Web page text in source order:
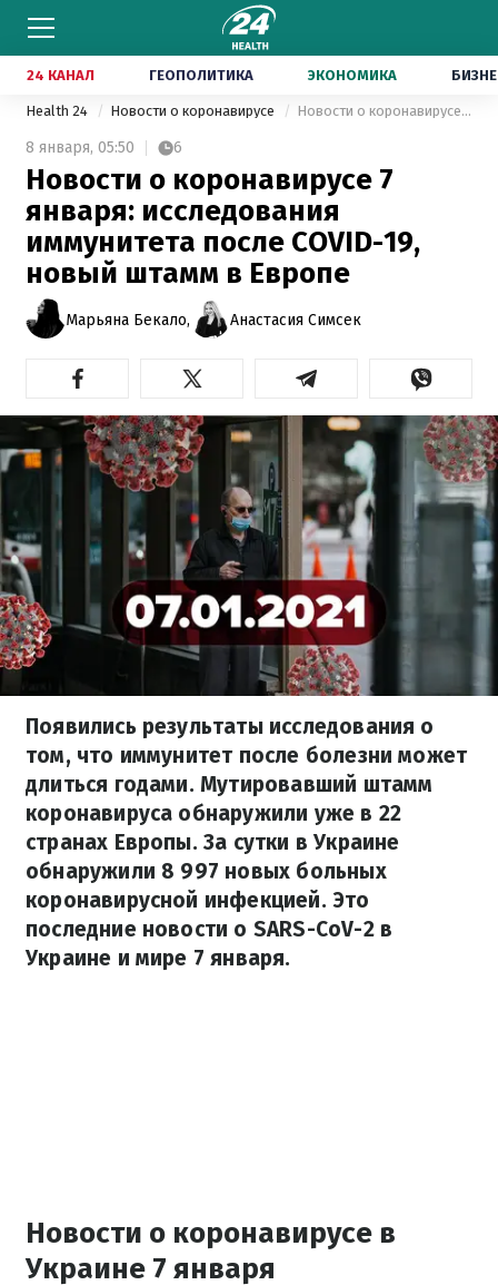
24 КАНАЛ ГЕОПОЛИТИКА ЭКОНОМИКА
Health 24 Новости о коронавирусе Новости о коронавирусе 7 января: исследования иммунитета после COVID-19, новый штамм в Европе
8 января, 05:50 6
Новости о коронавирусе 7
января: исследования
иммунитета после COVID-19,
новый штамм в Европе
Марьяна Бекало, Анастасия Симсек
Появились результаты исследования о
том, что иммунитет после болезни может
длиться годами. Мутировавший штамм
коронавируса обнаружили уже в 22
странах Европы. За сутки в Украине
обнаружили 8 997 новых больных
коронавирусной инфекцией. Это
последние новости о SARS-CoV-2 в
Украине и мире 7 января.
Новости о коронавирусе в
Украине 7 января